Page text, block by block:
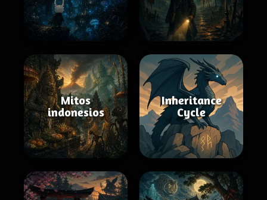
Mitos
indonesios
Inheritance
Cycle